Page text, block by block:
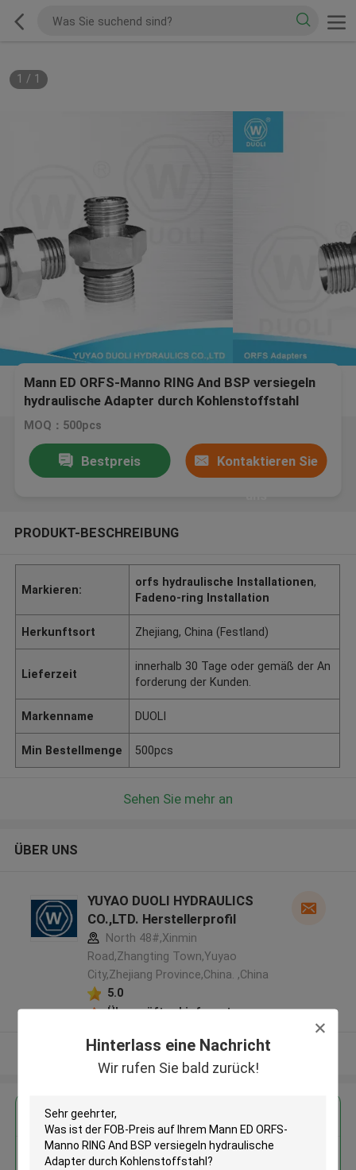
Hinterlass eine Nachricht
Wir rufen Sie bald zurück!
1 / 1
Mann ED ORFS-Manno RING And BSP versiegeln
hydraulische Adapter durch Kohlenstoffstahl
MOQ：500pcs
Bestpreis Kontaktieren Sie
PRODUKT-BESCHREIBUNG
Markieren:
orfs hydraulische Installationen,
Fadeno-ring Installation
Herkunftsort Zhejiang, China (Festland)
Lieferzeit
innerhalb 30 Tage oder gemäß der An
forderung der Kunden.
Markenname DUOLI
Min Bestellmenge 500pcs
Sehen Sie mehr an
ÜBER UNS
YUYAO DUOLI HYDRAULICS
CO.,LTD. Herstellerprofil
North 48#,Xinmin
Road,Zhangting Town,Yuyao
City,Zhejiang Province,China. ,China
5.0
Überprüfter Lieferant
Sehen Sie mehr an
Erhalten Sie den besten Preis für
Mann ED ORFS-Manno RING And